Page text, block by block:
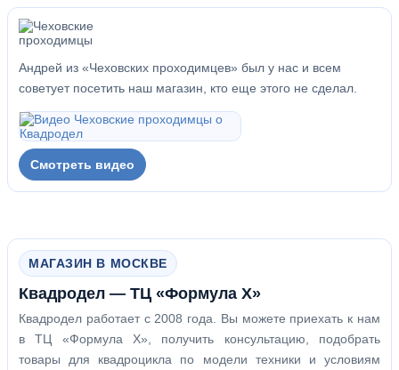
Андрей из «Чеховских проходимцев» был у нас и всем
советует посетить наш магазин, кто еще этого не сделал.
Смотреть видео
МАГАЗИН В МОСКВЕ
Квадродел — ТЦ «Формула Х»
Квадродел работает с 2008 года. Вы можете приехать к нам
в ТЦ «Формула Х», получить консультацию, подобрать
товары для квадроцикла по модели техники и условиям